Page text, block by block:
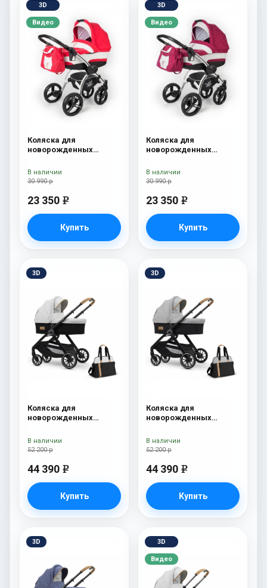
3D
Видео
Коляска для
новорожденных
White) Red Lux
30 990 р
23 350 e
Купить
В наличии
3D
Видео
Коляска для
новорожденных
White) Borduex
30 990 р
23 350 e
Купить
В наличии
3D
Коляска для
новорожденных
сумка Sahara
52 200 р
44 390 e
Купить
В наличии
3D
Коляска для
новорожденных
сумка Grey
52 200 р
44 390 e
Купить
В наличии
3D 3D
Видео